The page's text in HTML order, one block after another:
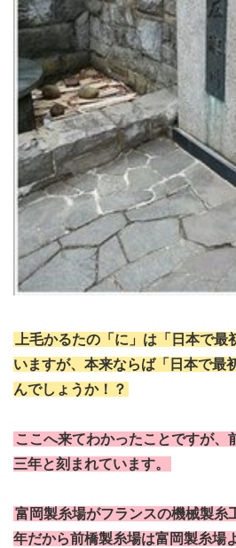
上毛かるたの「に」は「日本で
いますが、本来ならば「日本で最
んでしょうか！？
ここへ来てわかったことですが、
三年と刻まれています。
富岡製糸場がフランスの機械製糸
年だから前橋製糸場は富岡製糸場